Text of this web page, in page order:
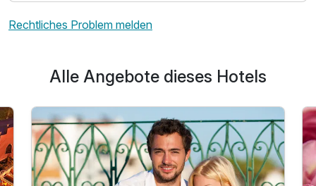
Rechtliches Problem melden
Alle Angebote dieses Hotels